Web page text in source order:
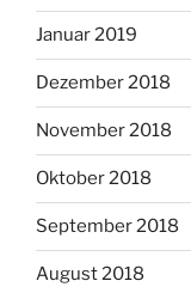
Januar 2019
Dezember 2018
November 2018
Oktober 2018
September 2018
August 2018